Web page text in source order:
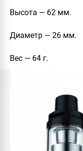
Высота — 62 мм.
Диаметр — 26 мм.
Вес — 64 г.